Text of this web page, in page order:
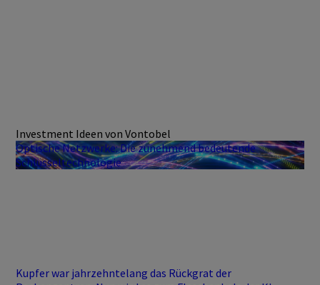
Investment Ideen von Vontobel
Optische Netzwerke: Die zunehmend bedeutende
Schlüsseltechnologie
Kupfer war jahrzehntelang das Rückgrat der